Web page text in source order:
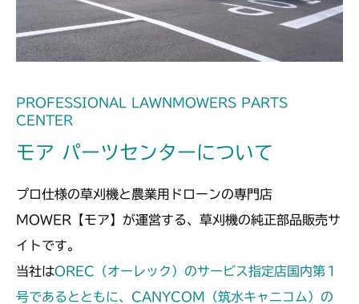
本体 FIG20 ステアリング
本体 FIG21 ステアリングASSY
CMX2508YC/YCS
本体 FIG21 ステアリング
PROFESSIONAL LAWNMOWERS PARTS
CENTER
モア パーツセンターについて
プロ仕様の草刈機と農業用ドローンの専門店
MOWER【モア】が運営する、草刈機の純正部品販売サ
イトです。
当社はOREC（オーレック）のサービス指定店国内第１
号であるとともに、CANYCOM（筑水キャニコム）の